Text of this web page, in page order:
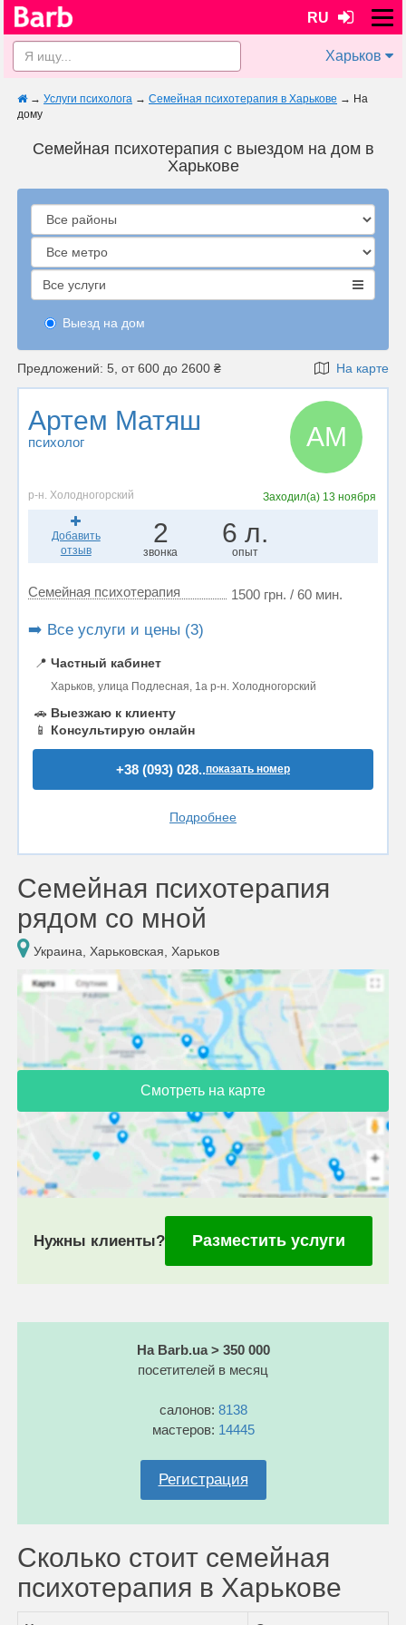
RU
Харьков
→ Услуги психолога → Семейная психотерапия в Харькове → На
дому
Семейная психотерапия с выездом на дом в
Харькове
Все услуги
Выезд на дом
Предложений: 5, от 600 до 2600 ₴ На карте
Артем Матяш
психолог АМ
р-н. Холодногорский Заходил(а) 13 ноября
Добавить
отзыв
2
звонка
6 л.
опыт
Семейная психотерапия 1500 грн. / 60 мин.
➡️ Все услуги и цены (3)
📍 Частный кабинет
Харьков, улица Подлесная, 1а р-н. Холодногорский
🚗 Выезжаю к клиенту
📱
Консультирую онлайн
+38 (093) 028..показать номер
Подробнее
Семейная психотерапия
рядом со мной
Украина, Харьковская, Харьков
Смотреть на карте
Нужны клиенты? Разместить услуги
На Barb.ua > 350 000
посетителей в месяц
салонов: 8138
мастеров: 14445
Регистрация
Сколько стоит семейная
психотерапия в Харькове